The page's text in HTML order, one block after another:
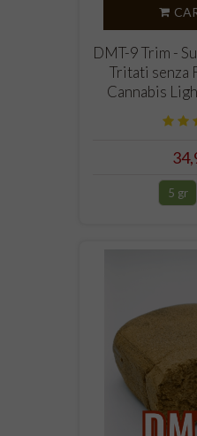
DMT-9 Trim -
Tritati senza
Cannabis
5 gr